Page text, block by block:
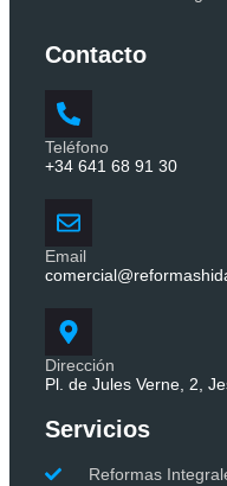
Contacto
Teléfono
+34 641 68 91 30
Email
Dirección
Pl. de Jules Verne, 2,
Servicios
Reformas